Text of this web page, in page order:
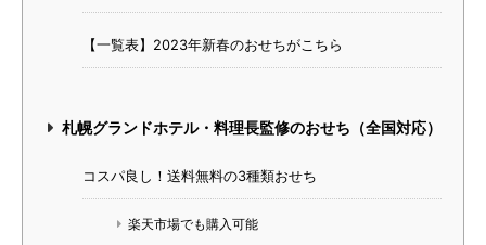
【一覧表】2023年新春のおせちがこちら
札幌グランドホテル・料理長監修のおせち（全国対応）
コスパ良し！送料無料の3種類おせち
楽天市場でも購入可能